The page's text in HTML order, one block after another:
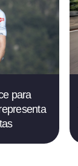
para